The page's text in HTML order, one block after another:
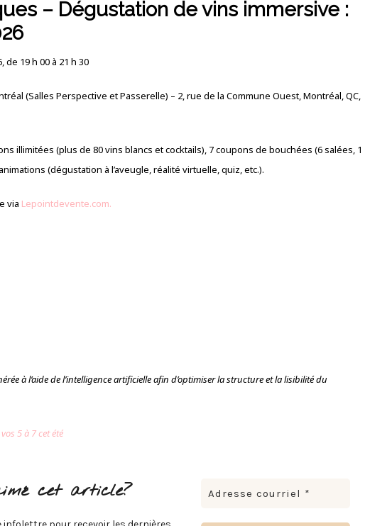
– Dégustation de vins immersive :
de 19 h 00 à 21 h 30
(Salles Perspective et Passerelle) – 2, rue de la Commune Ouest, Montréal, QC,
illimitées (plus de 80 vins blancs et cocktails), 7 coupons de bouchées (6 salées, 1
(dégustation à l’aveugle, réalité virtuelle, quiz, etc.).
via Lepointdevente.com.
à l’aide de l’intelligence artificielle afin d’optimiser la structure et la lisibilité du
5 à 7 cet été
cet article?